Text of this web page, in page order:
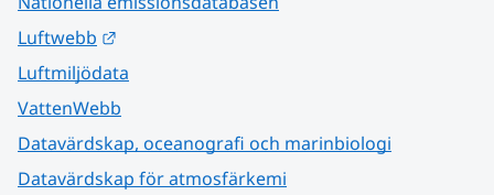
Luftwebb
Luftmiljödata
VattenWebb
Datavärdskap, oceanografi och marinbiologi
Datavärdskap för atmosfärkemi